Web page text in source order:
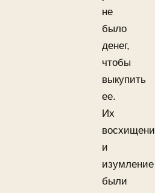
не
было
денег,
чтобы
выкупить
ее.
Их
и
изумление
были